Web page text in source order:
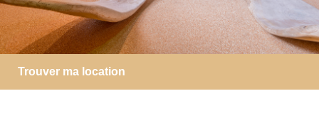
Trouver ma location